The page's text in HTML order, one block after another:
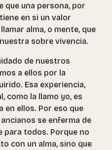
que una persona, por
en si un valor
alma, o mente, que
sobre vivencia.
de nuestros
a ellos por la
Esa experiencia,
como la llamo yo, es
en ellos. Por eso que
se enferma de
para todos. Porque no
con un alma, sino que